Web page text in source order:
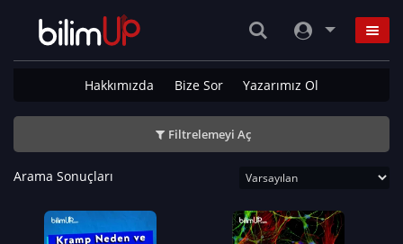
Hakkımızda Bize Sor Yazarımız Ol
Filtrelemeyi Aç
Arama Sonuçları